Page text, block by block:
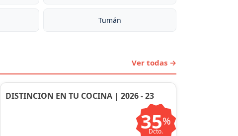
Tumán
Ver todas →
DISTINCION EN TU COCINA | 2026 - 23
35%
Dcto.